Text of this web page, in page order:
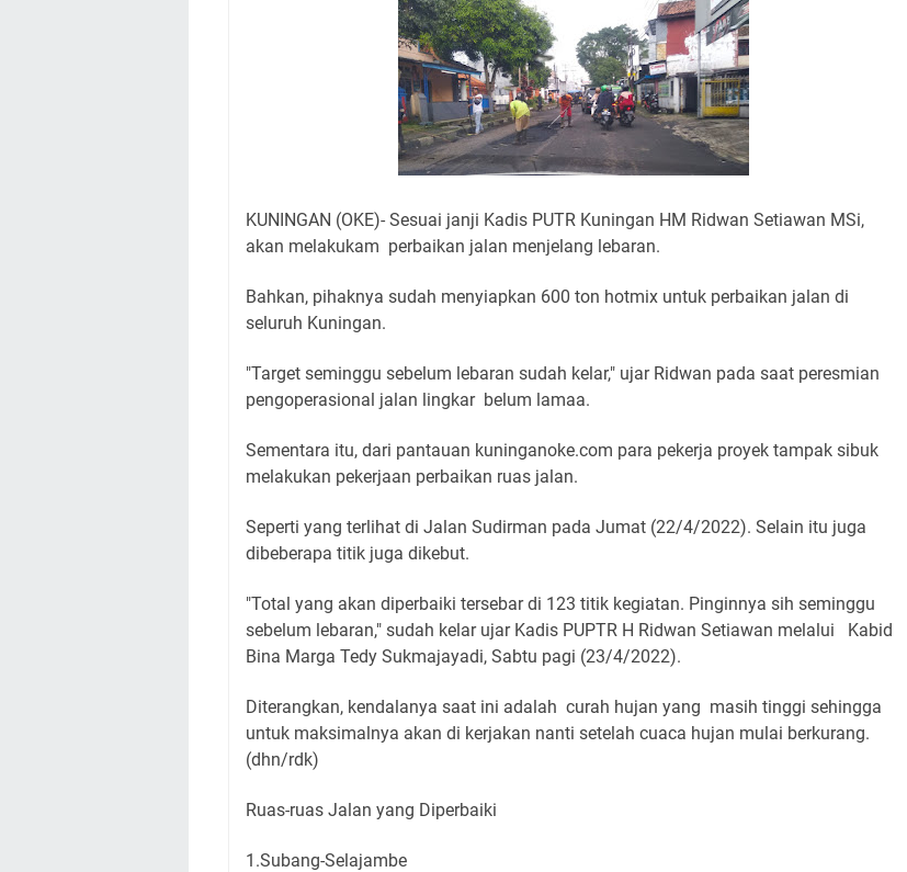
Warga Mulai Kesulitan Air Bersih Akibat Kekeringan, Polres Kuningan dan PAM Tirta
Kamuning Salurakan 12 Ribu Liter
Uniku Jadi Tuan Rumah Pendampingan Penyusunan Dokumen SPMI
Sudahkah Kita Merdeka Dari Hawa Nafsu?
Info Sembako di Pasar Kepuh Kuningan Kamis 6 Agustus 2026, Daging Naik, Telur Turun
Agenda Kegiatan Bupati Kuningan Jumat 7 Agustus 2026 Ada Tiga, Tapi yang Bakal Dihadiri
KUNINGAN (OKE)- Sesuai janji Kadis PUTR Kuningan HM Ridwan Setiawan MSi,
akan melakukam perbaikan jalan menjelang lebaran.
Bahkan, pihaknya sudah menyiapkan 600 ton hotmix untuk perbaikan jalan di
seluruh Kuningan.
"Target seminggu sebelum lebaran sudah kelar," ujar Ridwan pada saat peresmian
pengoperasional jalan lingkar belum lamaa.
Sementara itu, dari pantauan kuninganoke.com para pekerja proyek tampak sibuk
melakukan pekerjaan perbaikan ruas jalan.
Seperti yang terlihat di Jalan Sudirman pada Jumat (22/4/2022). Selain itu juga
dibeberapa titik juga dikebut.
"Total yang akan diperbaiki tersebar di 123 titik kegiatan. Pinginnya sih seminggu
sebelum lebaran," sudah kelar ujar Kadis PUPTR H Ridwan Setiawan melalui Kabid
Bina Marga Tedy Sukmajayadi, Sabtu pagi (23/4/2022).
Diterangkan, kendalanya saat ini adalah curah hujan yang masih tinggi sehingga
untuk maksimalnya akan di kerjakan nanti setelah cuaca hujan mulai berkurang.
(dhn/rdk)
Ruas-ruas Jalan yang Diperbaiki
1.Subang-Selajambe